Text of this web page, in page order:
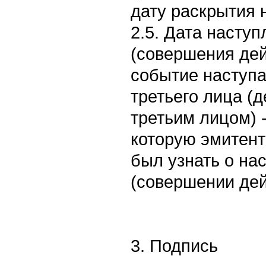
дату раскрытия
2.5. Дата
(совершения
событие
третьего лица
третьим лицом)
которую
был узнать о
(совершении
3. Подпись